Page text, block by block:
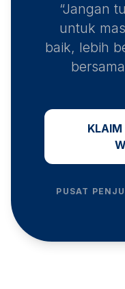
“Jangan
untuk
baik, lebih
KLAIM
PUSAT